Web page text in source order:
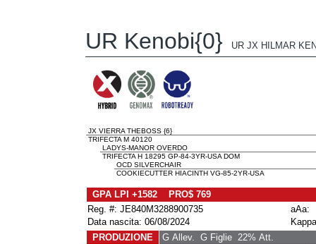
UR Kenobi{0} UR JX HILMAR
JX VIERRA THEBOSS {6}
TRIFECTA M 40120
LADYS-MANOR OVERDO
TRIFECTA H 18295 GP-84-3YR-USA DOM
OCD SILVERCHAIR
COOKIECUTTER HIACINTH VG-85-2YR-USA
GPA LPI +1582 PRO$ 769
Reg. #: JE840M3288900735
aAa:
Data nascita: 06/08/2024
PRODUZIONE
G Allev. G Figlie 22% Att.